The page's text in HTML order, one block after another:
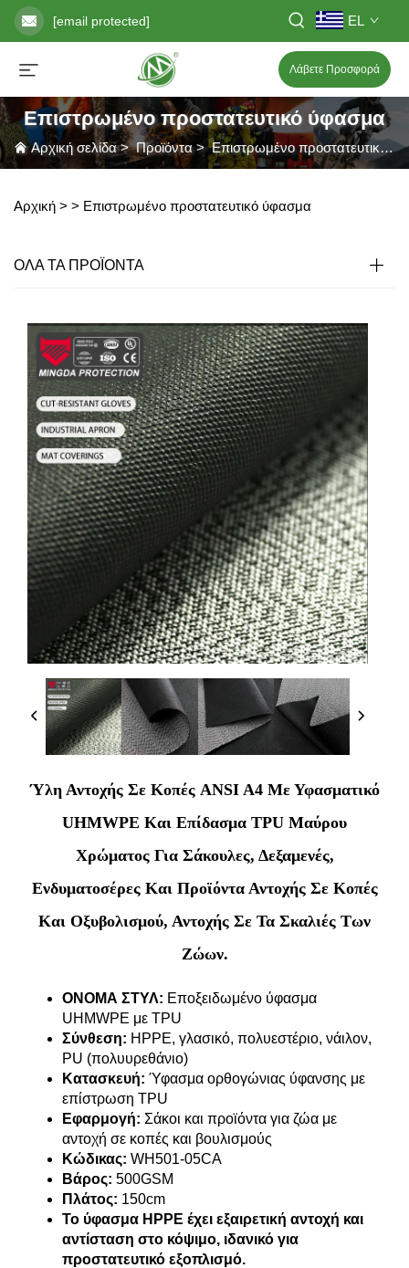
[email protected] EL
Λάβετε Προσφορά
Επιστρωμένο προστατευτικό ύφασμα
Αρχική σελίδα>Προϊόντα>Επιστρωμένο προστατευτικό ύφασμα
Αρχική > > Επιστρωμένο προστατευτικό ύφασμα
ΟΛΑ ΤΑ ΠΡΟΪΟΝΤΑ
Ύλη Αντοχής Σε Κοπές ANSI A4 Με Υφασματικό
UHMWPE Και Επίδασμα TPU Μαύρου
Χρώματος Για Σάκουλες, Δεξαμενές,
Ενδυματοσέρες Και Προϊόντα Αντοχής Σε Κοπές
Και Οξυβολισμού, Αντοχής Σε Τα Σκαλιές Των
Ζώων.
ΟΝΟΜΑ ΣΤΥΛ: Εποξειδωμένο ύφασμα
UHMWPE με TPU
Σύνθεση: HPPE, γλασικό, πολυεστέριο, νάιλον,
PU (πολυυρεθάνιο)
Κατασκευή: Ύφασμα ορθογώνιας ύφανσης με
επίστρωση TPU
Εφαρμογή: Σάκοι και προϊόντα για ζώα με
αντοχή σε κοπές και βουλισμούς
Κώδικας: WH501-05CA
Βάρος: 500GSM
Πλάτος: 150cm
Το ύφασμα HPPE έχει εξαιρετική αντοχή και
αντίσταση στο κόψιμο, ιδανικό για
προστατευτικό εξοπλισμό.